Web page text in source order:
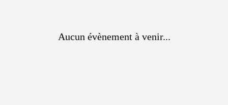
Aucun évènement à venir...